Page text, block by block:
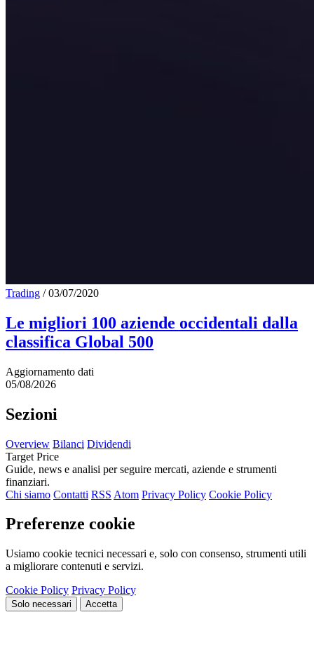
Trading / 03/07/2020
Le migliori 100 aziende occidentali dalla
classifica Global 500
Aggiornamento dati
05/08/2026
Sezioni
Overview Bilanci Dividendi
Target Price
Guide, news e analisi per seguire mercati, aziende e strumenti
finanziari.
Chi siamo Contatti RSS Atom Privacy Policy Cookie Policy
Preferenze cookie
Usiamo cookie tecnici necessari e, solo con consenso, strumenti utili
a migliorare contenuti e servizi.
Cookie Policy Privacy Policy
Solo necessari Accetta